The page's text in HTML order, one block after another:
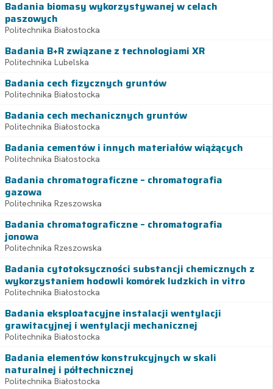
Badania biomasy wykorzystywanej w celach
paszowych
Politechnika Białostocka
Badania B+R związane z technologiami XR
Politechnika Lubelska
Badania cech fizycznych gruntów
Politechnika Białostocka
Badania cech mechanicznych gruntów
Politechnika Białostocka
Badania cementów i innych materiałów wiążących
Politechnika Białostocka
Badania chromatograficzne – chromatografia
gazowa
Politechnika Rzeszowska
Badania chromatograficzne – chromatografia
jonowa
Politechnika Rzeszowska
Badania cytotoksyczności substancji chemicznych z
wykorzystaniem hodowli komórek ludzkich in vitro
Politechnika Białostocka
Badania eksploatacyjne instalacji wentylacji
grawitacyjnej i wentylacji mechanicznej
Politechnika Białostocka
Badania elementów konstrukcyjnych w skali
naturalnej i półtechnicznej
Politechnika Białostocka